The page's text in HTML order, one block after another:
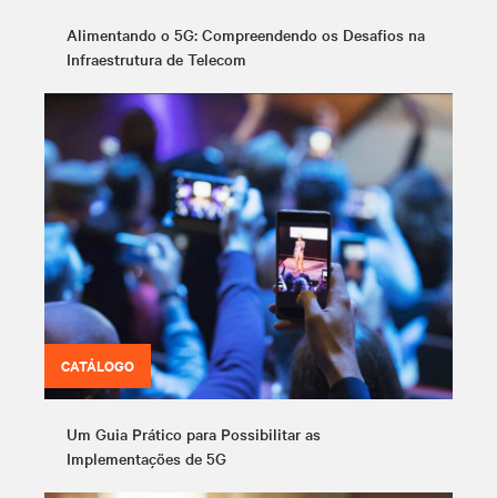
Alimentando o 5G: Compreendendo os Desafios na
Infraestrutura de Telecom
CATÁLOGO
Um Guia Prático para Possibilitar as
Implementações de 5G